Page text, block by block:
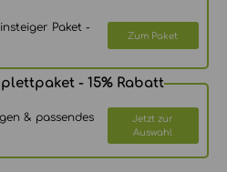
Paket -
Zum Paket
- 15% Rabatt
& passendes
Jetzt zur
Auswahl